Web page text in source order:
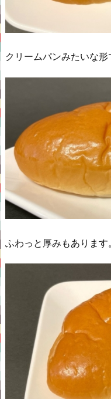
クリームパンみたいな形
ふわっと厚みもあります。